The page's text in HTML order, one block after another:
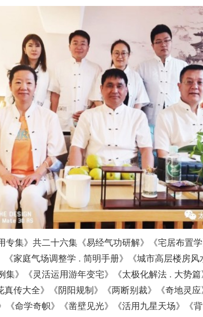
专集》共二十六集《易经气功研解》《宅居布置
《家庭气场调整学 . 简明手册》《城市高层楼房
集》《灵活运用游年变宅》《太极化解法 . 大势篇
真传大全》《阴阳规制》《两断别裁》《奇地灵
命学奇帜》《凿壁见光》《活用九星天场》《背